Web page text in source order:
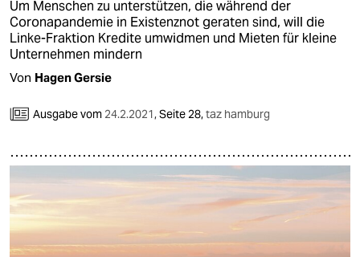
Um Menschen zu unterstützen, die während der
Coronapandemie in Existenznot geraten sind, will die
Linke-Fraktion Kredite umwidmen und Mieten für kleine
Unternehmen mindern
Von Hagen Gersie
Ausgabe vom 24.2.2021,Seite 28,taz hamburg